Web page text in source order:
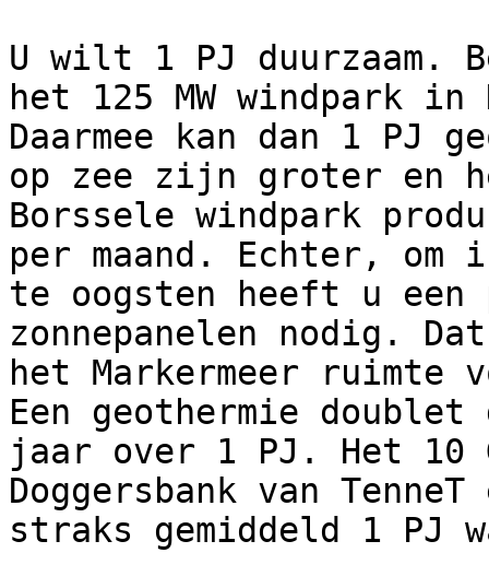
U wilt 1 PJ
het 125 MW windpark
Daarmee kan dan 1 PJ
op zee zijn groter en
Borssele windpark
per maand. Echter, om
te oogsten heeft u een
zonnepanelen nodig.
het Markermeer ruimte
Een geothermie
jaar over 1 PJ. Het 10
Doggersbank van
straks gemiddeld 1 PJ